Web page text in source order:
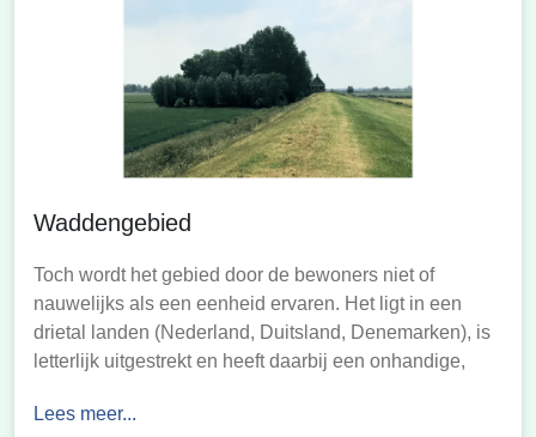
Waddengebied
Toch wordt het gebied door de bewoners niet of
nauwelijks als een eenheid ervaren. Het ligt in een
drietal landen (Nederland, Duitsland, Denemarken), is
letterlijk uitgestrekt en heeft daarbij een onhandige,
behalve de Waddenzee ook nog eens uit twee
Lees meer...